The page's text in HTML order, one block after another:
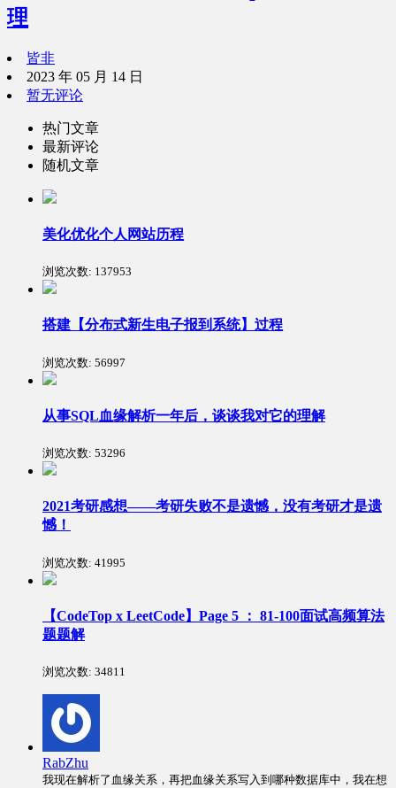
理
皆非
2023 年 05 月 14 日
暂无评论
热门文章
最新评论
随机文章
美化优化个人网站历程
浏览次数: 137953
搭建【分布式新生电子报到系统】过程
浏览次数: 56997
从事SQL血缘解析一年后，谈谈我对它的理解
浏览次数: 53296
2021考研感想——考研失败不是遗憾，没有考研才是遗
憾！
浏览次数: 41995
【CodeTop x LeetCode】Page 5 ： 81-100面试高频算法
题题解
浏览次数: 34811
RabZhu
我现在解析了血缘关系，再把血缘关系写入到哪种数据库中，我在想